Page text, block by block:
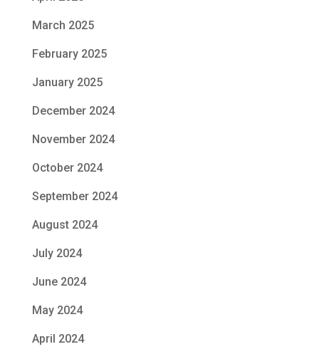
March 2025
February 2025
January 2025
December 2024
November 2024
October 2024
September 2024
August 2024
July 2024
June 2024
May 2024
April 2024